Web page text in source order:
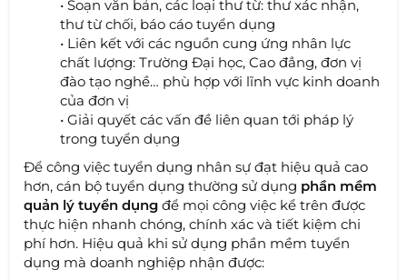
• Soạn văn bản, các loại thư từ: thư xác nhận,
thư từ chối, báo cáo tuyển dụng
• Liên kết với các nguồn cung ứng nhân lực
chất lượng: Trường Đại học, Cao đẳng, đơn vị
đào tạo nghề… phù hợp với lĩnh vực kinh doanh
của đơn vị
• Giải quyết các vấn đề liên quan tới pháp lý
trong tuyển dụng
Để công việc tuyển dụng nhân sự đạt hiệu quả cao
hơn, cán bộ tuyển dụng thường sử dụng phần mềm
quản lý tuyển dụng để mọi công việc kể trên được
thực hiện nhanh chóng, chính xác và tiết kiệm chi
phí hơn. Hiệu quả khi sử dụng phần mềm tuyển
dụng mà doanh nghiệp nhận được: